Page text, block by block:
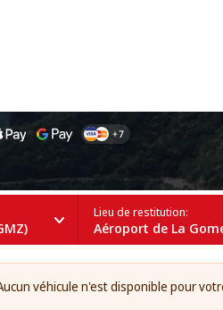
Lieu de restitution:
Aéroport de La
véhicule n'est disponible pour